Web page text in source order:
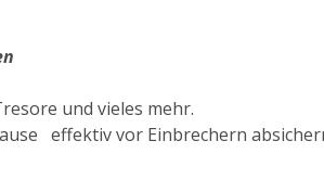
und vieles mehr.
effektiv vor Einbrechern